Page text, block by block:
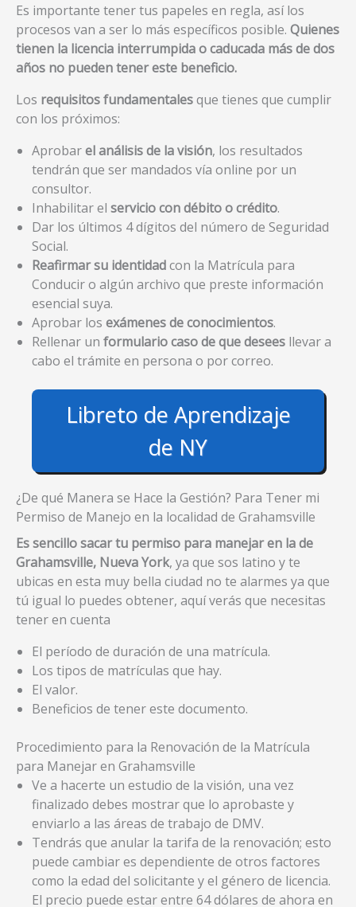
Es importante tener tus papeles en regla, así los
procesos van a ser lo más específicos posible. Quienes
tienen la licencia interrumpida o caducada más de dos
años no pueden tener este beneficio.
Los requisitos fundamentalesque tienes que cumplir
con los próximos:
Aprobarel análisis de la visión, los resultados
tendrán que ser mandados vía online por un
consultor.
Inhabilitar el servicio con débito o crédito.
Dar los últimos 4 dígitos del número de Seguridad
Social.
Reafirmar su identidadcon la Matrícula para
Conducir o algún archivo que preste información
esencial suya.
Aprobar los exámenes de conocimientos.
Rellenar un formulario caso de que desees llevar a
cabo el trámite en persona o por correo.
Libreto de Aprendizaje
de NY
¿De qué Manera se Hace la Gestión? Para Tener mi
Permiso de Manejo en la localidad de Grahamsville
Es sencillo sacar tu permiso para manejar en la de
Grahamsville, Nueva York, ya que sos latino y te
ubicas en esta muy bella ciudad no te alarmes ya que
tú igual lo puedes obtener, aquí verás que necesitas
tener en cuenta
El período de duración de una matrícula.
Los tipos de matrículas que hay.
El valor.
Beneficios de tener este documento.
Procedimiento para la Renovación de la Matrícula
para Manejar en Grahamsville
Ve a hacerte un estudio de la visión, una vez
finalizado debes mostrar que lo aprobaste y
enviarlo a las áreas de trabajo de DMV.
Tendrás que anular la tarifa de la renovación; esto
puede cambiar es dependiente de otros factores
como la edad del solicitante y el género de licencia.
El precio puede estar entre 64 dólares de ahora en